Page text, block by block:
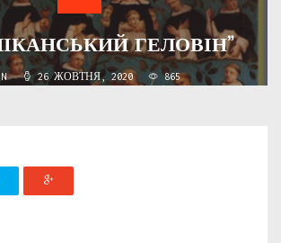
ГЕЛОВІН”
26 ЖОВТНЯ, 2020 865